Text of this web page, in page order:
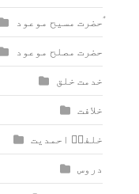
ٰؑحضرت مسیح موعود
حضرت مصلح موعود
خدمت خلق
خلافت
خلفاؑ احمدیت
دروس